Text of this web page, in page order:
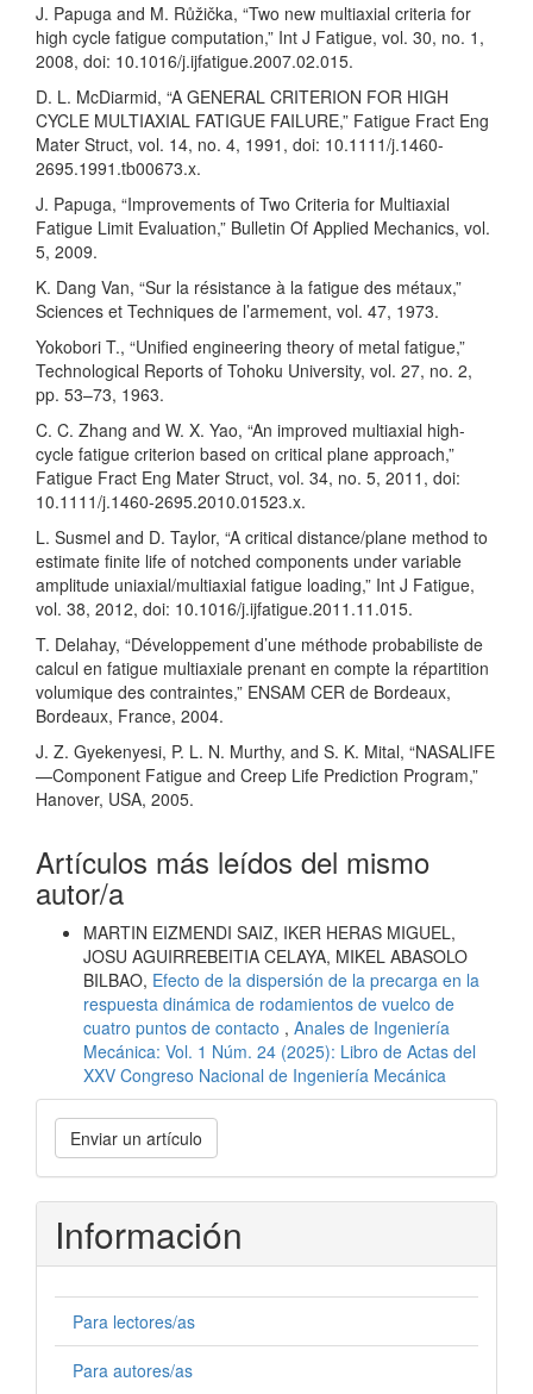
J. Papuga and M. Růžička, “Two new multiaxial criteria for
high cycle fatigue computation,” Int J Fatigue, vol. 30, no. 1,
2008, doi: 10.1016/j.ijfatigue.2007.02.015.
D. L. McDiarmid, “A GENERAL CRITERION FOR HIGH
CYCLE MULTIAXIAL FATIGUE FAILURE,” Fatigue Fract Eng
Mater Struct, vol. 14, no. 4, 1991, doi: 10.1111/j.1460-
2695.1991.tb00673.x.
J. Papuga, “Improvements of Two Criteria for Multiaxial
Fatigue Limit Evaluation,” Bulletin Of Applied Mechanics, vol.
5, 2009.
K. Dang Van, “Sur la résistance à la fatigue des métaux,”
Sciences et Techniques de l’armement, vol. 47, 1973.
Yokobori T., “Unified engineering theory of metal fatigue,”
Technological Reports of Tohoku University, vol. 27, no. 2,
pp. 53–73, 1963.
C. C. Zhang and W. X. Yao, “An improved multiaxial high-
cycle fatigue criterion based on critical plane approach,”
Fatigue Fract Eng Mater Struct, vol. 34, no. 5, 2011, doi:
10.1111/j.1460-2695.2010.01523.x.
L. Susmel and D. Taylor, “A critical distance/plane method to
estimate finite life of notched components under variable
amplitude uniaxial/multiaxial fatigue loading,” Int J Fatigue,
vol. 38, 2012, doi: 10.1016/j.ijfatigue.2011.11.015.
T. Delahay, “Développement d’une méthode probabiliste de
calcul en fatigue multiaxiale prenant en compte la répartition
volumique des contraintes,” ENSAM CER de Bordeaux,
Bordeaux, France, 2004.
J. Z. Gyekenyesi, P. L. N. Murthy, and S. K. Mital, “NASALIFE
—Component Fatigue and Creep Life Prediction Program,”
Hanover, USA, 2005.
Artículos más leídos del mismo
autor/a
MARTIN EIZMENDI SAIZ, IKER HERAS MIGUEL,
JOSU AGUIRREBEITIA CELAYA, MIKEL ABASOLO
BILBAO, Efecto de la dispersión de la precarga en la
respuesta dinámica de rodamientos de vuelco de
cuatro puntos de contacto , Anales de Ingeniería
Mecánica: Vol. 1 Núm. 24 (2025): Libro de Actas del
XXV Congreso Nacional de Ingeniería Mecánica
Enviar
un
artículo
Enviar un artículo
Información
Para lectores/as
Para autores/as